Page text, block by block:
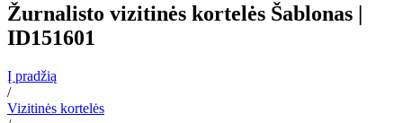
Žurnalisto vizitinės kortelės Šablonas |
ID151601
Į pradžią
/
Vizitinės kortelės